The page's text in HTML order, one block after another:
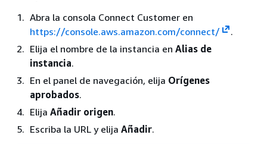
Abra la consola Connect Customer en
https://console.aws.amazon.com/connect/
.
Elija el nombre de la instancia en Alias de
instancia.
En el panel de navegación, elija Orígenes
aprobados.
Elija Añadir origen.
Escriba la URL y elija Añadir.